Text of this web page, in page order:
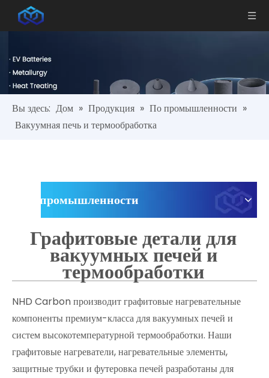
Вы здесь: Дом » Продукция » По промышленности »
Вакуумная печь и термообработка
По промышленности
Графитовые детали для
вакуумных печей и
термообработки
NHD Carbon производит графитовые нагревательные
компоненты премиум-класса для вакуумных печей и
систем высокотемпературной термообработки. Наши
графитовые нагреватели, нагревательные элементы,
защитные трубки и футеровка печей разработаны для